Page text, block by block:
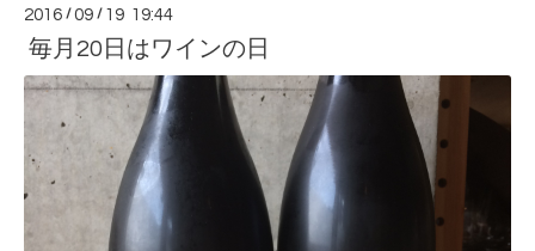
2016 /09 / 19 19:44
毎月20日はワインの日